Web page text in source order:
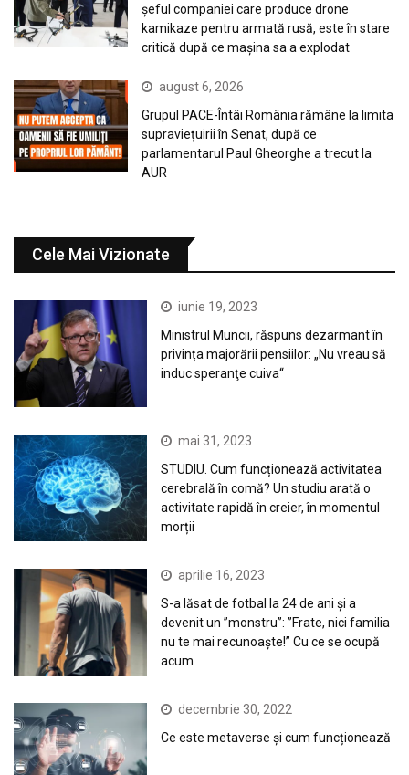
șeful companiei care produce drone
kamikaze pentru armată rusă, este în stare
critică după ce mașina sa a explodat
august 6, 2026
Grupul PACE-Întâi România rămâne la limita
supraviețuirii în Senat, după ce
parlamentarul Paul Gheorghe a trecut la
AUR
Cele Mai Vizionate
iunie 19, 2023
Ministrul Muncii, răspuns dezarmant în
privința majorării pensiilor: „Nu vreau să
induc speranţe cuiva“
mai 31, 2023
STUDIU. Cum funcționează activitatea
cerebrală în comă? Un studiu arată o
activitate rapidă în creier, în momentul
morții
aprilie 16, 2023
S-a lăsat de fotbal la 24 de ani și a
devenit un ”monstru”: ”Frate, nici familia
nu te mai recunoaște!” Cu ce se ocupă
acum
decembrie 30, 2022
Ce este metaverse și cum funcționează